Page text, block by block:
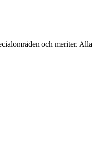
och meriter. Alla